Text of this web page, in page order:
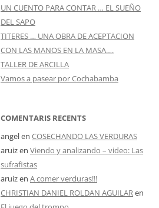
UN CUENTO PARA CONTAR … EL SUEÑO
DEL SAPO
TITERES … UNA OBRA DE ACEPTACION
CON LAS MANOS EN LA MASA….
TALLER DE ARCILLA
Vamos a pasear por Cochabamba
COMENTARIS RECENTS
angelen COSECHANDO LAS VERDURAS
aruizen Viendo y analizando – video: Las
sufrafistas
aruizen A comer verduras!!!
CHRISTIAN DANIEL ROLDAN AGUILARen